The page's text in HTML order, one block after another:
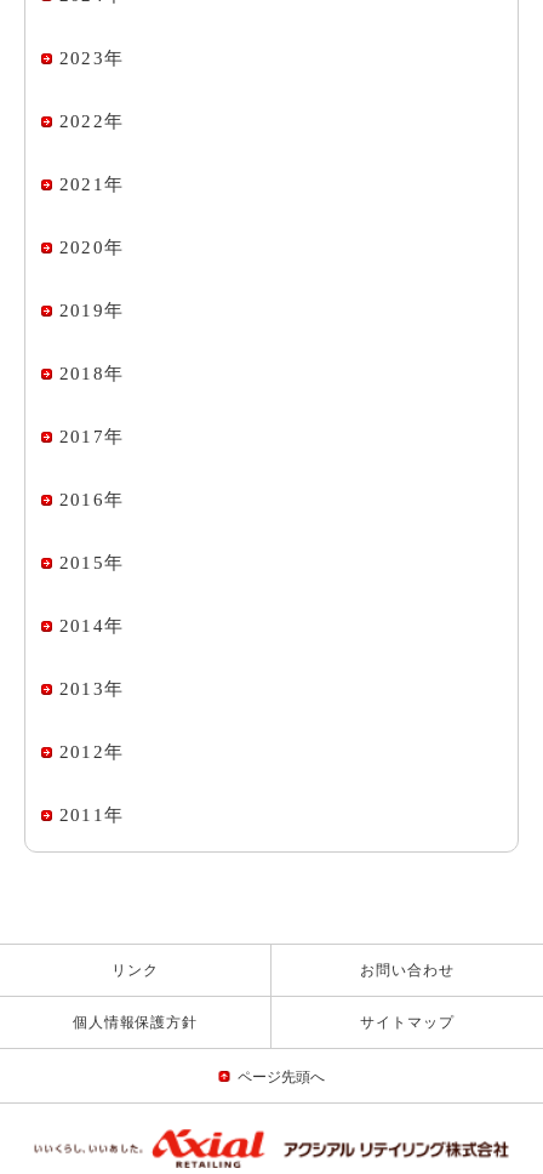
2023年
2022年
2021年
2020年
2019年
2018年
2017年
2016年
2015年
2014年
2013年
2012年
2011年
リンク お問い合わせ
個人情報保護方針 サイトマップ
ページ先頭へ